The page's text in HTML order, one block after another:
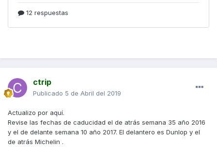
ctrip
Publicado 5 de Abril del 2019
Actualizo por aquí.
Revise las fechas de caducidad el de atrás semana 35 año 2016
y el de delante semana 10 año 2017. El delantero es Dunlop y el
de atrás Michelin .